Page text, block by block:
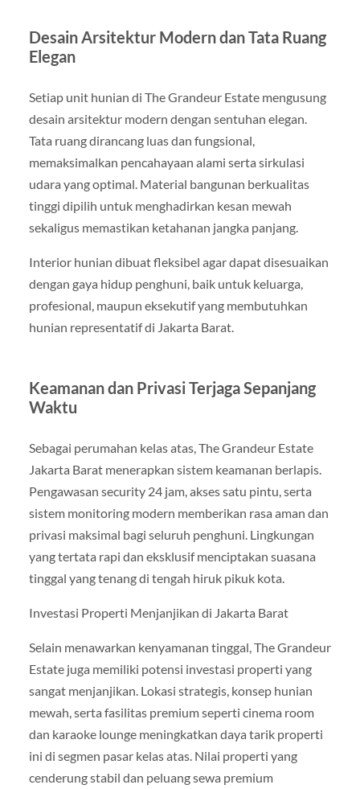
Desain Arsitektur Modern dan Tata Ruang
Elegan
Setiap unit hunian di The Grandeur Estate mengusung
desain arsitektur modern dengan sentuhan elegan.
Tata ruang dirancang luas dan fungsional,
memaksimalkan pencahayaan alami serta sirkulasi
udara yang optimal. Material bangunan berkualitas
tinggi dipilih untuk menghadirkan kesan mewah
sekaligus memastikan ketahanan jangka panjang.
Interior hunian dibuat fleksibel agar dapat disesuaikan
dengan gaya hidup penghuni, baik untuk keluarga,
profesional, maupun eksekutif yang membutuhkan
hunian representatif di Jakarta Barat.
Keamanan dan Privasi Terjaga Sepanjang
Waktu
Sebagai perumahan kelas atas, The Grandeur Estate
Jakarta Barat menerapkan sistem keamanan berlapis.
Pengawasan security 24 jam, akses satu pintu, serta
sistem monitoring modern memberikan rasa aman dan
privasi maksimal bagi seluruh penghuni. Lingkungan
yang tertata rapi dan eksklusif menciptakan suasana
tinggal yang tenang di tengah hiruk pikuk kota.
Investasi Properti Menjanjikan di Jakarta Barat
Selain menawarkan kenyamanan tinggal, The Grandeur
Estate juga memiliki potensi investasi properti yang
sangat menjanjikan. Lokasi strategis, konsep hunian
mewah, serta fasilitas premium seperti cinema room
dan karaoke lounge meningkatkan daya tarik properti
ini di segmen pasar kelas atas. Nilai properti yang
cenderung stabil dan peluang sewa premium